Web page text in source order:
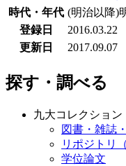
時代・年代 (明治以降)
登録日
2016.03.22
更新日
2017.09.07
探す・調べる
九大コレクション
図書・雑誌
リポジトリ
学位論文